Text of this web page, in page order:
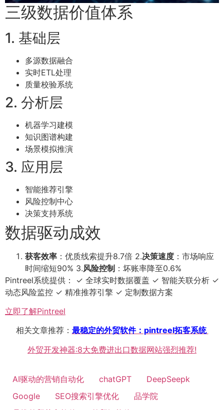
三级数据价值体系
1. 基础层
多源数据融合
实时ETL处理
质量校验系统
2. 分析层
机器学习建模
知识图谱构建
场景模拟推演
3. 应用层
智能推荐引擎
风险控制中心
决策支持系统
数据驱动成效
获客效率 ：优质线索提升8.7倍 2.决策速度 ：市场响应
时间缩短90% 3.风险控制 ：坏账率降至0.6%
Pintreel系统提供： ✓ 全球实时数据覆盖 ✓ 智能关联分析 ✓
动态风险监控 ✓ 精准推荐引擎 ✓ 定制数据方案
立即了解Pintreel
相关文章推荐： 最稳定的外贸软件：pintreel拓客系统
外贸开发神器:8大免费进出口数据网站强烈推荐!
AI驱动的营销自动化 chatGPT
DeepSeepk
Google
SEO搜索引擎优化
品学院